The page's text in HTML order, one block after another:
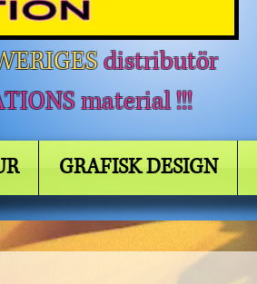
distributör
material !!!
GRAFISK DESIGN